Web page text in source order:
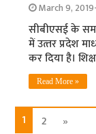
March 9,
सीबीएसई के
में उत्‍तर प्रदेश
कर दिया है।
Read More »
1 2 »